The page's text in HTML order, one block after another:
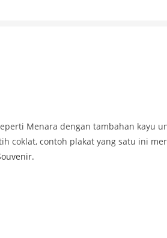
Menara dengan tambahan kayu
coklat, contoh plakat yang satu ini